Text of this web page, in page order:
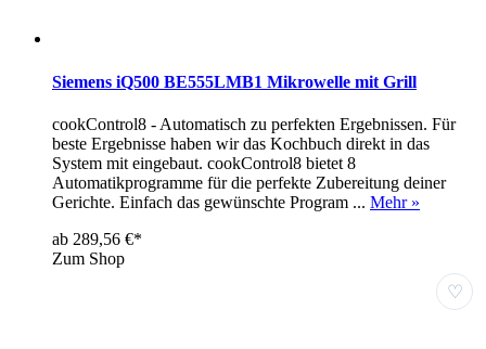
Siemens iQ500 BE555LMB1 Mikrowelle mit Grill
cookControl8 - Automatisch zu perfekten Ergebnissen. Für
beste Ergebnisse haben wir das Kochbuch direkt in das
System mit eingebaut. cookControl8 bietet 8
Automatikprogramme für die perfekte Zubereitung deiner
Gerichte. Einfach das gewünschte Program ... Mehr »
ab 289,56 €*
Zum Shop
♡